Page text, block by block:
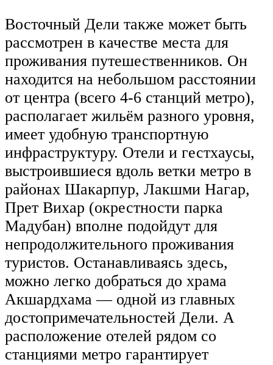
Восточный Дели также может быть
рассмотрен в качестве места для
проживания путешественников. Он
находится на небольшом расстоянии
от центра (всего 4-6 станций метро),
располагает жильём разного уровня,
имеет удобную транспортную
инфраструктуру. Отели и гестхаусы,
выстроившиеся вдоль ветки метро в
районах Шакарпур, Лакшми Нагар,
Прет Вихар (окрестности парка
Мадубан) вполне подойдут для
непродолжительного проживания
туристов. Останавливаясь здесь,
можно легко добраться до храма
Акшардхама — одной из главных
достопримечательностей Дели. А
расположение отелей рядом со
станциями метро гарантирует